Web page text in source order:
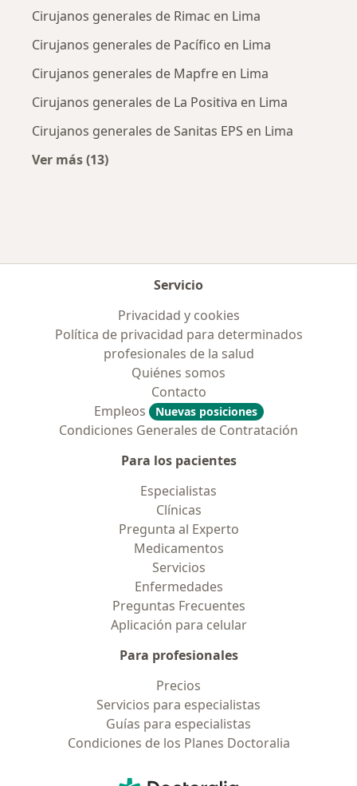
Cirujanos generales de Rimac en Lima
Cirujanos generales de Pacífico en Lima
Cirujanos generales de Mapfre en Lima
Cirujanos generales de La Positiva en Lima
Cirujanos generales de Sanitas EPS en Lima
Ver más (13)
Servicio
Privacidad y cookies
Política de privacidad para determinados
profesionales de la salud
Quiénes somos
Contacto
Empleos
Nuevas posiciones
Condiciones Generales de Contratación
Para los pacientes
Especialistas
Clínicas
Pregunta al Experto
Medicamentos
Servicios
Enfermedades
Preguntas Frecuentes
Aplicación para celular
Para profesionales
Precios
Servicios para especialistas
Guías para especialistas
Condiciones de los Planes Doctoralia
Doctoralia - Página de inicio